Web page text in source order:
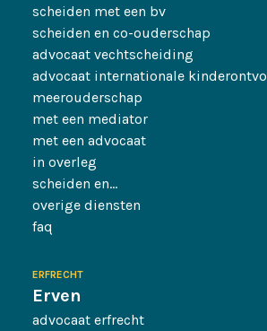
scheiden met een bv
scheiden en co-ouderschap
advocaat vechtscheiding
advocaat internationale
meerouderschap
met een mediator
met een advocaat
in overleg
scheiden en…
overige diensten
faq
ERFRECHT
Erven
advocaat erfrecht